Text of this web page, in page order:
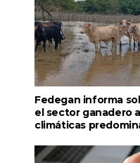
Fedegan informa
el sector ganadero
climáticas